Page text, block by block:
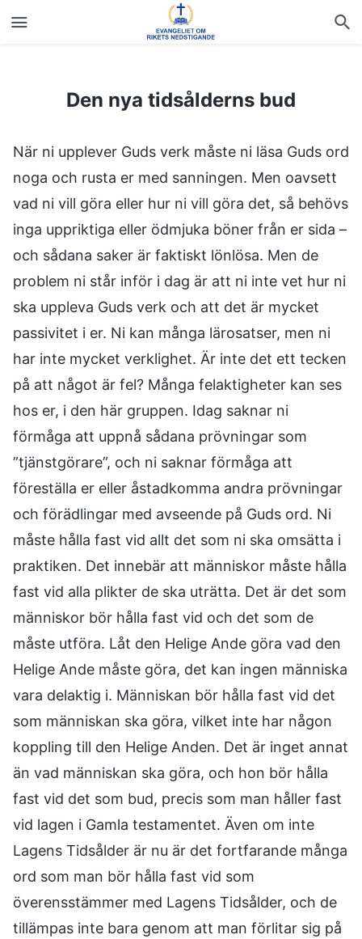
Den nya tidsålderns bud
Den nya tidsålderns bud
När ni upplever Guds verk måste ni läsa Guds ord
noga och rusta er med sanningen. Men oavsett
vad ni vill göra eller hur ni vill göra det, så behövs
inga uppriktiga eller ödmjuka böner från er sida –
och sådana saker är faktiskt lönlösa. Men de
problem ni står inför i dag är att ni inte vet hur ni
ska uppleva Guds verk och att det är mycket
passivitet i er. Ni kan många lärosatser, men ni
har inte mycket verklighet. Är inte det ett tecken
på att något är fel? Många felaktigheter kan ses
hos er, i den här gruppen. Idag saknar ni
förmåga att uppnå sådana prövningar som
”tjänstgörare”, och ni saknar förmåga att
föreställa er eller åstadkomma andra prövningar
och förädlingar med avseende på Guds ord. Ni
måste hålla fast vid allt det som ni ska omsätta i
praktiken. Det innebär att människor måste hålla
fast vid alla plikter de ska uträtta. Det är det som
människor bör hålla fast vid och det som de
måste utföra. Låt den Helige Ande göra vad den
Helige Ande måste göra, det kan ingen människa
vara delaktig i. Människan bör hålla fast vid det
som människan ska göra, vilket inte har någon
koppling till den Helige Anden. Det är inget annat
än vad människan ska göra, och hon bör hålla
fast vid det som bud, precis som man håller fast
vid lagen i Gamla testamentet. Även om inte
Lagens Tidsålder är nu är det fortfarande många
ord som man bör hålla fast vid som
överensstämmer med Lagens Tidsålder, och de
tillämpas inte bara genom att man förlitar sig på